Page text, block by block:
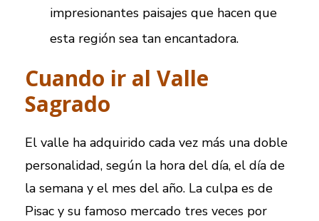
impresionantes paisajes que hacen que
esta región sea tan encantadora.
Cuando ir al Valle
Sagrado
El valle ha adquirido cada vez más una doble
personalidad, según la hora del día, el día de
la semana y el mes del año. La culpa es de
Pisac y su famoso mercado tres veces por